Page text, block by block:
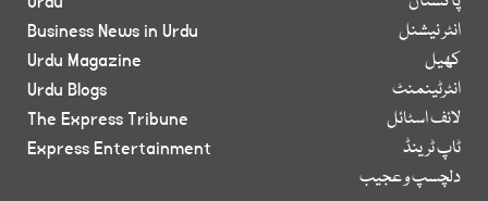
انٹر نیشنل
کھیل
انٹرٹینمنٹ
لائف اسٹائل
ٹاپ ٹرینڈ
دلچسپ و عجیب
Business News in Urdu
Urdu Magazine
Urdu Blogs
The Express Tribune
Express Entertainment